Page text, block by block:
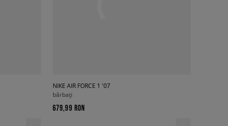
NIKE AIR FORCE 1 '07
bărbați
679,99 RON